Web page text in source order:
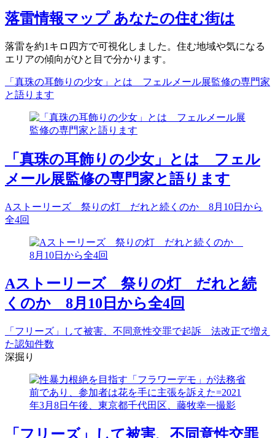
落雷情報マップ あなたの住む街は
落雷を約1キロ四方で可視化しました。住む地域や気になる
エリアの傾向がひと目で分かります。
「真珠の耳飾りの少女」とは フェルメール展監修の専門家
と語ります
「真珠の耳飾りの少女」とは フェル
メール展監修の専門家と語ります
Aストーリーズ 祭りの灯 だれと続くのか 8月10日から
全4回
Aストーリーズ 祭りの灯 だれと続
くのか 8月10日から全4回
「フリーズ」して被害、不同意性交罪で起訴 法改正で増え
た認知件数
深掘り
「フリーズ」して被害、不同意性交罪